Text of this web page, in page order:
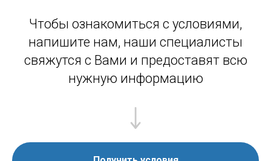
Чтобы ознакомиться с условиями,
напишите нам, наши специалисты
свяжутся с Вами и предоставят всю
нужную информацию